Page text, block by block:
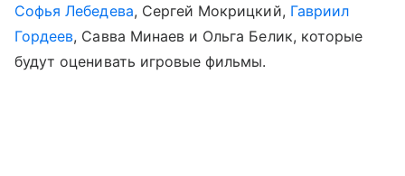
Софья Лебедева, Сергей Мокрицкий, Гавриил
Гордеев, Савва Минаев и Ольга Белик, которые
будут оценивать игровые фильмы.